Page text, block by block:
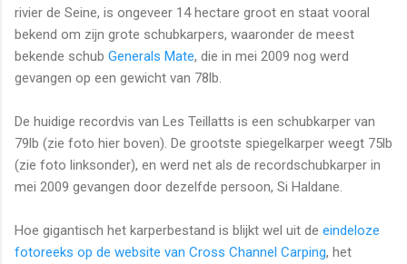
rivier de Seine, is ongeveer 14 hectare groot en staat vooral
bekend om zijn grote schubkarpers, waaronder de meest
bekende schub Generals Mate, die in mei 2009 nog werd
gevangen op een gewicht van 78lb.
De huidige recordvis van Les Teillatts is een schubkarper van
79lb (zie foto hier boven). De grootste spiegelkarper weegt 75lb
(zie foto linksonder), en werd net als de recordschubkarper in
mei 2009 gevangen door dezelfde persoon, Si Haldane.
Hoe gigantisch het karperbestand is blijkt wel uit de eindeloze
fotoreeks op de website van Cross Channel Carping, het